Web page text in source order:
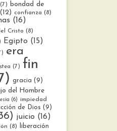
(7) bondad de
(12) confianza (8)
(16)
Cristo (8)
Egipto (15)
era
(7) fin
gracia (9)
del Hombre
(6) impiedad
de Dios (9)
juicio (16)
(8)
liberación